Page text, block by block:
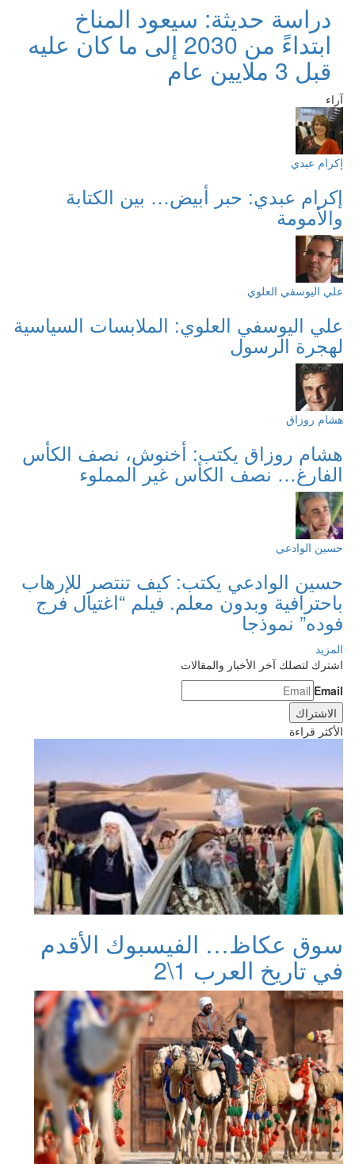
دراسة حديثة: سيعود المناخ
ابتداءً من 2030 إلى ما كان عليه
قبل 3 ملايين عام
آراء
إكرام عبدي
إكرام عبدي: حبر أبيض… بين الكتابة
والأمومة
علي اليوسفي العلوي
علي اليوسفي العلوي: الملابسات السياسية
لهجرة الرسول
هشام روزاق
هشام روزاق يكتب: أخنوش، نصف الكأس
الفارغ… نصف الكأس غير المملوء
حسين الوادعي
حسين الوادعي يكتب: كيف تنتصر للإرهاب
باحترافية وبدون معلم. فيلم “اغتيال فرج
فوده” نموذجا
المزيد
اشترك لتصلك آخر الأخبار والمقالات
Email
الأكثر قراءة
سوق عكاظ… الفيسبوك الأقدم
في تاريخ العرب 1\2